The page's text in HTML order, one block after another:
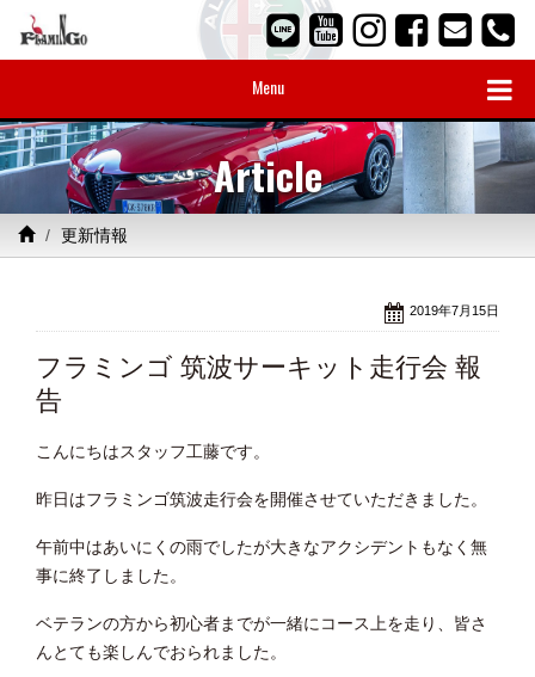
Menu
Article
更新情報
2019年7月15日
フラミンゴ 筑波サーキット走行会 報
告
こんにちはスタッフ工藤です。
昨日はフラミンゴ筑波走行会を開催させていただきました。
午前中はあいにくの雨でしたが大きなアクシデントもなく無
事に終了しました。
ベテランの方から初心者までが一緒にコース上を走り、皆さ
んとても楽しんでおられました。